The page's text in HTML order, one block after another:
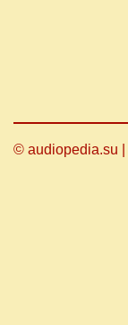
© audiopedia.su |